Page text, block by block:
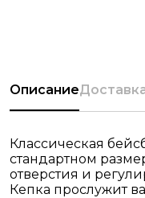
Описание
Классическая
стандартном
отверстия и
Кепка прослужит